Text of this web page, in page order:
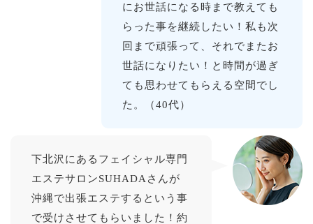
にお世話になる時まで教えても
らった事を継続したい！私も次
回まで頑張って、それでまたお
世話になりたい！と時間が過ぎ
ても思わせてもらえる空間でし
た。（40代）
下北沢にあるフェイシャル専門
エステサロンSUHADAさんが
沖縄で出張エステするという事
で受けさせてもらいました！約